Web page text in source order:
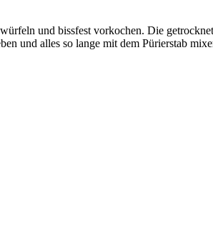
und bissfest vorkochen. Die
und alles so lange mit dem Pürierstab